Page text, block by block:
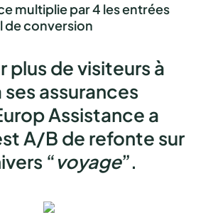
multiplie par 4 les entrées
de conversion
plus de visiteurs à
assurances
Assistance a
A/B de refonte sur
“voyage”.